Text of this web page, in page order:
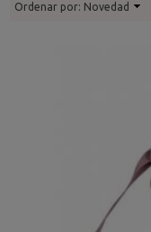
Ordenar por: Novedad